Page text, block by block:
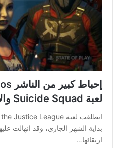
لعبة Suicide Squad والأداء المخيب!
بداية الشهر الجاري، وقد انهالت
ارتقائها…